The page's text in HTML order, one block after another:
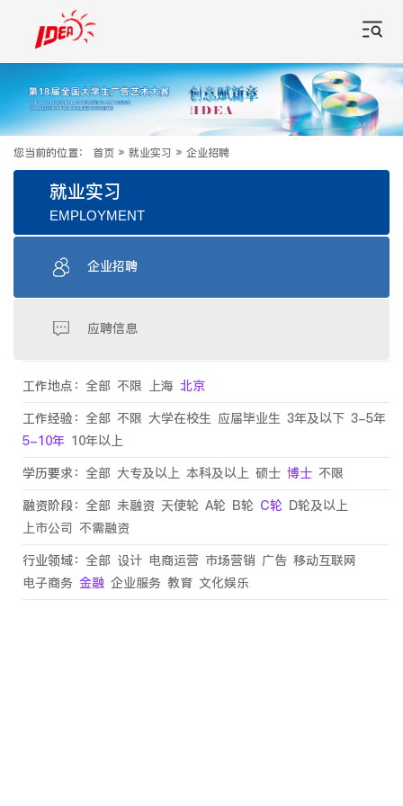
您当前的位置： 首页 » 就业实习 » 企业招聘
就业实习
EMPLOYMENT
企业招聘
应聘信息
工作地点： 全部 不限 上海 北京
工作经验： 全部 不限 大学在校生 应届毕业生 3年及以下 3-5年
5-10年 10年以上
学历要求： 全部 大专及以上 本科及以上 硕士 博士 不限
融资阶段： 全部 未融资 天使轮 A轮 B轮 C轮 D轮及以上
上市公司 不需融资
行业领域： 全部 设计 电商运营 市场营销 广告 移动互联网
电子商务 金融 企业服务 教育 文化娱乐